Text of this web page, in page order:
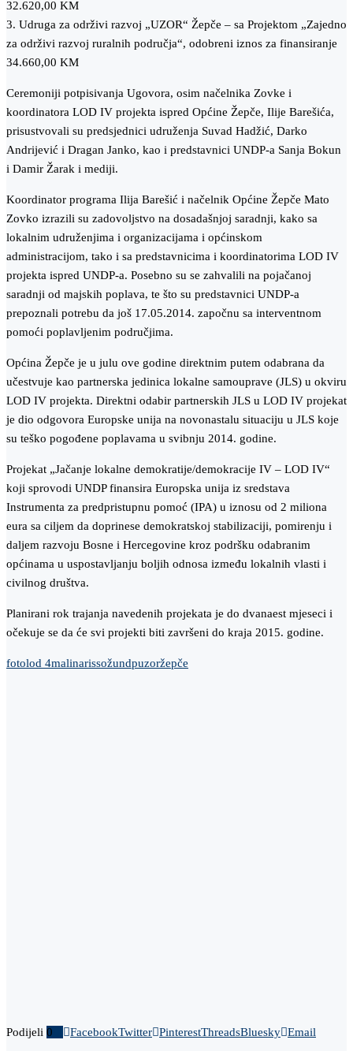
32.620,00 KM
3. Udruga za održivi razvoj „UZOR“ Žepče – sa Projektom „Zajedno
za održivi razvoj ruralnih područja“, odobreni iznos za finansiranje
34.660,00 KM
Ceremoniji potpisivanja Ugovora, osim načelnika Zovke i
koordinatora LOD IV projekta ispred Općine Žepče, Ilije Barešića,
prisustvovali su predsjednici udruženja Suvad Hadžić, Darko
Andrijević i Dragan Janko, kao i predstavnici UNDP-a Sanja Bokun
i Damir Žarak i mediji.
Koordinator programa Ilija Barešić i načelnik Općine Žepče Mato
Zovko izrazili su zadovoljstvo na dosadašnjoj saradnji, kako sa
lokalnim udruženjima i organizacijama i općinskom
administracijom, tako i sa predstavnicima i koordinatorima LOD IV
projekta ispred UNDP-a. Posebno su se zahvalili na pojačanoj
saradnji od majskih poplava, te što su predstavnici UNDP-a
prepoznali potrebu da još 17.05.2014. započnu sa interventnom
pomoći poplavljenim područjima.
Općina Žepče je u julu ove godine direktnim putem odabrana da
učestvuje kao partnerska jedinica lokalne samouprave (JLS) u okviru
LOD IV projekta. Direktni odabir partnerskih JLS u LOD IV projekat
je dio odgovora Europske unija na novonastalu situaciju u JLS koje
su teško pogođene poplavama u svibnju 2014. godine.
Projekat „Jačanje lokalne demokratije/demokracije IV – LOD IV“
koji sprovodi UNDP finansira Europska unija iz sredstava
Instrumenta za predpristupnu pomoć (IPA) u iznosu od 2 miliona
eura sa ciljem da doprinese demokratskoj stabilizaciji, pomirenju i
daljem razvoju Bosne i Hercegovine kroz podršku odabranim
općinama u uspostavljanju boljih odnosa između lokalnih vlasti i
civilnog društva.
Planirani rok trajanja navedenih projekata je do dvanaest mjeseci i
očekuje se da će svi projekti biti završeni do kraja 2015. godine.
fotolod 4malinarissožundpuzoržepče
Podijeli 0 FacebookTwitter PinterestThreadsBluesky Email